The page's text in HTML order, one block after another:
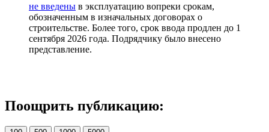
не введены в эксплуатацию вопреки срокам,
обозначенным в изначальных договорах о
строительстве. Более того, срок ввода продлен до 1
сентября 2026 года. Подрядчику было внесено
представление.
Поощрить публикацию: